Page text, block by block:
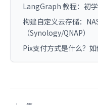
LangGraph 教程：初
构建自定义云存储：
（Synology/QNAP）
Pix支付方式是什么？如